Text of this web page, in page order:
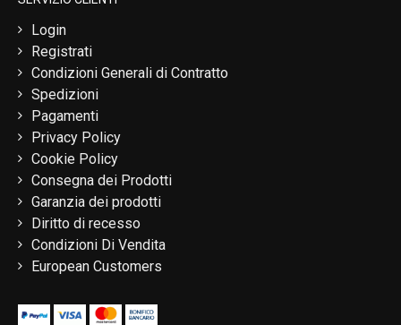
Login
Registrati
Condizioni Generali di Contratto
Spedizioni
Pagamenti
Privacy Policy
Cookie Policy
Consegna dei Prodotti
Garanzia dei prodotti
Diritto di recesso
Condizioni Di Vendita
European Customers